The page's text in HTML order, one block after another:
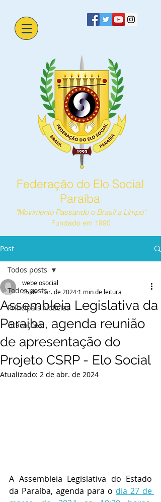
Federação do Elo Social
Paraíba
"Movimento Passando o Brasil a Limpo"
Fundado em 1990
Post
Todos posts
Principais Notícias
Gravações
Todos posts
Assembleia Legislativa da
Paraiba, agenda reunião
de apresentação do
Projeto CSRP - Elo Social
webelosocial
15 de mar. de 2024 1 min de leitura
Atualizado: 2 de abr. de 2024
A Assembleia Legislativa do Estado
da Paraíba, agenda para o dia 27 de